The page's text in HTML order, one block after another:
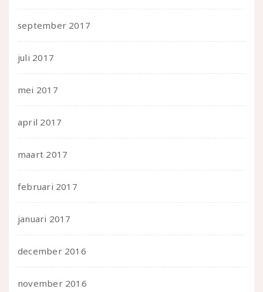
september 2017
juli 2017
mei 2017
april 2017
maart 2017
februari 2017
januari 2017
december 2016
november 2016